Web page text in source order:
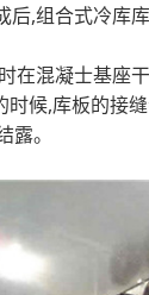
后,组合式冷库
在混凝士基座
候,库板的接
。